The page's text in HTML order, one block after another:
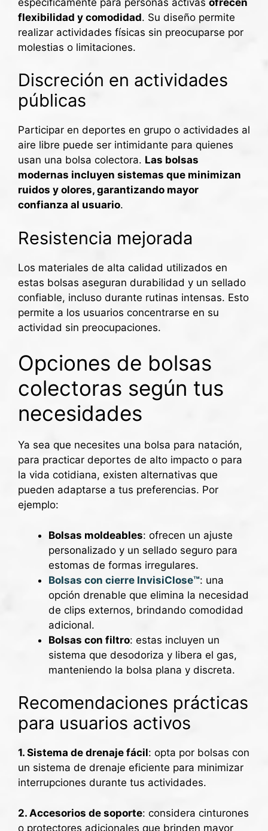
flexibilidad y comodidad. Su diseño permite
realizar actividades físicas sin preocuparse por
molestias o limitaciones.
Discreción en actividades
públicas
Participar en deportes en grupo o actividades al
aire libre puede ser intimidante para quienes
usan una bolsa colectora. Las bolsas
modernas incluyen sistemas que minimizan
ruidos y olores, garantizando mayor
confianza al usuario.
Resistencia mejorada
Los materiales de alta calidad utilizados en
estas bolsas aseguran durabilidad y un sellado
confiable, incluso durante rutinas intensas. Esto
permite a los usuarios concentrarse en su
actividad sin preocupaciones.
Opciones de bolsas
colectoras según tus
necesidades
Ya sea que necesites una bolsa para natación,
para practicar deportes de alto impacto o para
la vida cotidiana, existen alternativas que
pueden adaptarse a tus preferencias. Por
ejemplo:
Bolsas moldeables: ofrecen un ajuste
personalizado y un sellado seguro para
estomas de formas irregulares.
Bolsas con cierre InvisiClose™: una
opción drenable que elimina la necesidad
de clips externos, brindando comodidad
adicional.
Bolsas con filtro: estas incluyen un
sistema que desodoriza y libera el gas,
manteniendo la bolsa plana y discreta.
Recomendaciones prácticas
para usuarios activos
1. Sistema de drenaje fácil: opta por bolsas con
un sistema de drenaje eficiente para minimizar
interrupciones durante tus actividades.
2. Accesorios de soporte: considera cinturones
o protectores adicionales que brinden mayor